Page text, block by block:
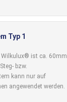
Typ 1
Wilkulux® ist ca. 60mm
bzw.
kann nur auf
angewendet werden.